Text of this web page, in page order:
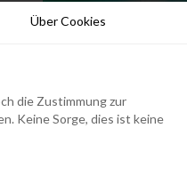
13 Orte, dank
Vietnam
Flüge ab 539€)
Über Cookies
die Zustimmung zur
Keine Sorge, dies ist keine